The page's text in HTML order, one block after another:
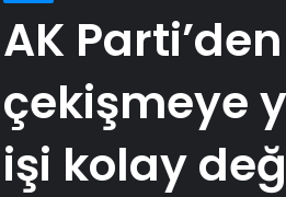
AK
çekişmeye
işi kolay